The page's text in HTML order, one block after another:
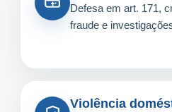
Defesa em art. 171,
fraude e
Violência